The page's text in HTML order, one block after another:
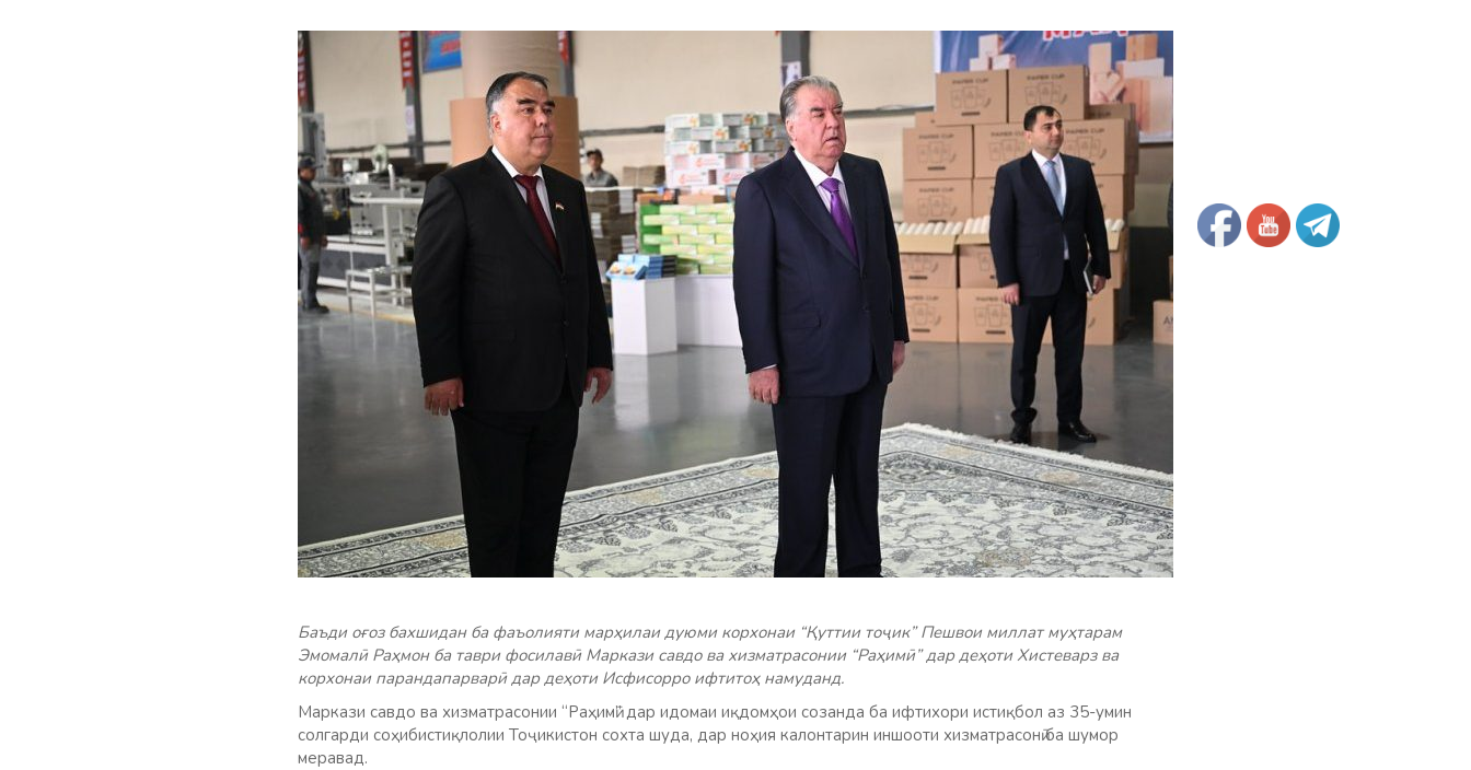
Баъди оғоз бахшидан ба фаъолияти марҳилаи дуюми корхонаи “Қуттии тоҷик” Пешвои миллат муҳтарам
Эмомалӣ Раҳмон ба таври фосилавӣ Маркази савдо ва хизматрасонии “Раҳимӣ” дар деҳоти Хистеварз ва
корхонаи парандапарварӣ дар деҳоти Исфисорро ифтитоҳ намуданд.
Маркази савдо ва хизматрасонии “Раҳимӣ” дар идомаи иқдомҳои созанда ба ифтихори истиқбол аз 35-умин
солгарди соҳибистиқлолии Тоҷикистон сохта шуда, дар ноҳия калонтарин иншооти хизматрасонӣ ба шумор
меравад.